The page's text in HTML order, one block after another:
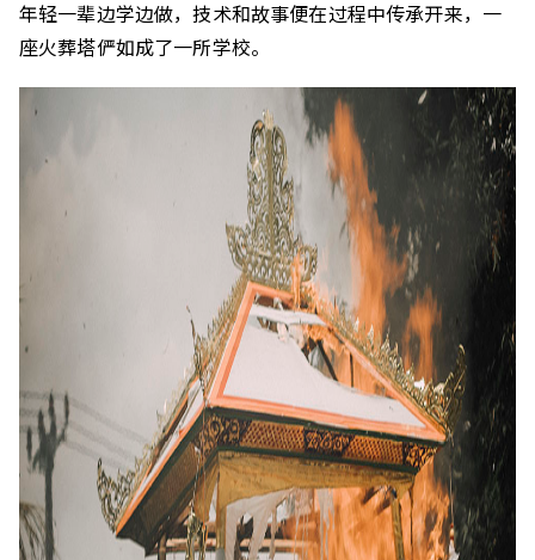
年轻一辈边学边做，技术和故事便在过程中传承开来， 一
座火葬塔俨如成了一所学校。